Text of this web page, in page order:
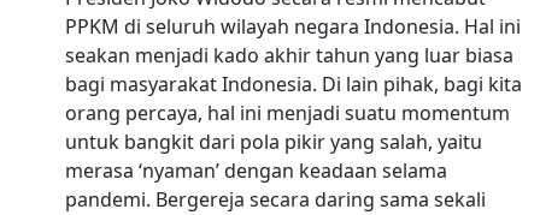
PPKM di seluruh wilayah negara Indonesia. Hal ini
seakan menjadi kado akhir tahun yang luar biasa
bagi masyarakat Indonesia. Di lain pihak, bagi kita
orang percaya, hal ini menjadi suatu momentum
untuk bangkit dari pola pikir yang salah, yaitu
merasa ‘nyaman’ dengan keadaan selama
pandemi. Bergereja secara daring sama sekali